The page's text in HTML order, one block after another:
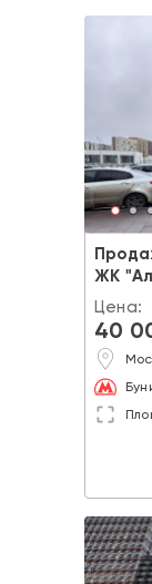
ЖК
Цена:
40